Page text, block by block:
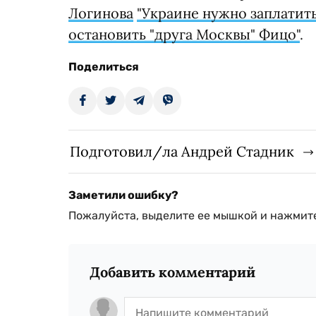
Логинова "Украине нужно
остановить "друга Москвы" Фицо".
Поделиться
Подготовил/ла Андрей Стадник
Заметили ошибку?
Пожалуйста, выделите ее мышкой и
Добавить комментарий